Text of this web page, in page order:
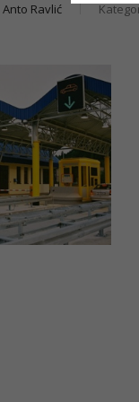
Anto Ravlić